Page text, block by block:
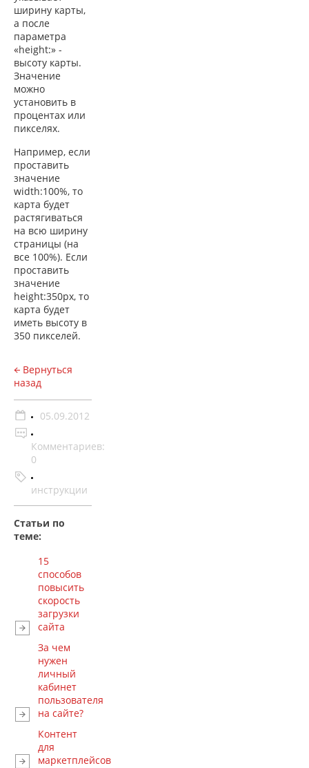
ширину карты,
а после
параметра
«height:» -
высоту карты.
Значение
можно
установить в
процентах или
пикселях.
Например, если
проставить
значение
width:100%, то
карта будет
растягиваться
на всю ширину
страницы (на
все 100%). Если
проставить
значение
height:350px, то
карта будет
иметь высоту в
350 пикселей.
Вернуться
назад
05.09.2012
Комментариев:
0
инструкции
Статьи по
теме:
15
способов
повысить
скорость
загрузки
сайта
За чем
нужен
личный
кабинет
пользователя
на сайте?
Контент
для
маркетплейсов